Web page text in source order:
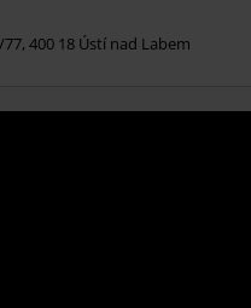
400 18 Ústí nad Labem